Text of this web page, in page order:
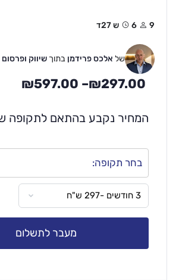
9 6ש 27ד
של אלכס פרידמן בתוך שיווק ופרסום
₪297.00
–
₪597.00
המחיר נקבע בהתאם לתקופה
בחר תקופה:
מעבר לתשלום